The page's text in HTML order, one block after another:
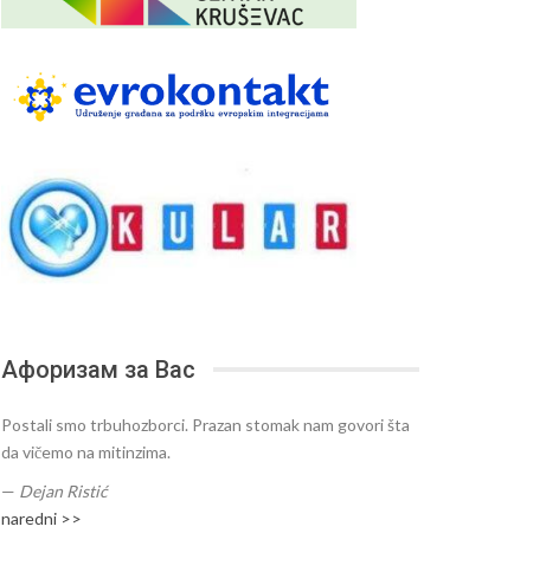
Афоризам за Вас
Postali smo trbuhozborci. Prazan stomak nam govori šta
da vičemo na mitinzima.
— Dejan Ristić
naredni >>